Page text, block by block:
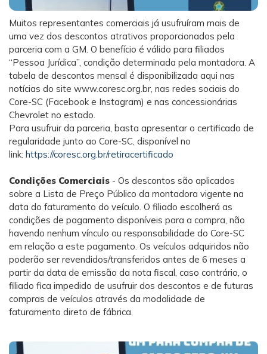
Muitos representantes comerciais já usufruíram mais de
uma vez dos descontos atrativos proporcionados pela
parceria com a GM. O benefício é válido para filiados
“Pessoa Jurídica”, condição determinada pela montadora. A
tabela de descontos mensal é disponibilizada aqui nas
notícias do site www.coresc.org.br, nas redes sociais do
Core-SC (Facebook e Instagram) e nas concessionárias
Chevrolet no estado.
Para usufruir da parceria, basta apresentar o certificado de
regularidade junto ao Core-SC, disponível no
link: https://coresc.org.br/retiracertificado
Condições Comerciais - Os descontos são aplicados
sobre a Lista de Preço Público da montadora vigente na
data do faturamento do veículo. O filiado escolherá as
condições de pagamento disponíveis para a compra, não
havendo nenhum vínculo ou responsabilidade do Core-SC
em relação a este pagamento. Os veículos adquiridos não
poderão ser revendidos/transferidos antes de 6 meses a
partir da data de emissão da nota fiscal, caso contrário, o
filiado fica impedido de usufruir dos descontos e de futuras
compras de veículos através da modalidade de
faturamento direto de fábrica.